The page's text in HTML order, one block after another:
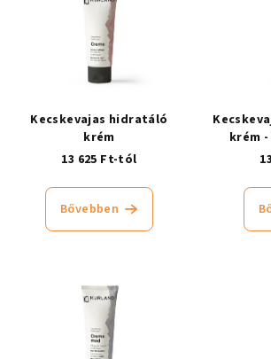
Kecskevajas hidratáló
krém
13 625 Ft-tól
Bővebben
krém